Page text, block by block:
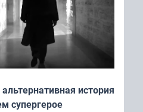
история
супергерое